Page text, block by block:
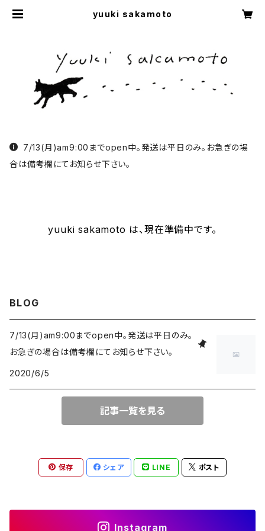
yuuki sakamoto
7/13(月)am9:00までopen中。発送は平日のみ。お急ぎの場
合は備考欄にてお知らせ下さい。
yuuki sakamoto は、現在準備中です。
BLOG
7/13(月)am9:00までopen中。発送は平日のみ。
お急ぎの場合は備考欄にてお知らせ下さい。
2020/6/5
記事一覧を見る
保存 シェア LINE ポスト
Instagram